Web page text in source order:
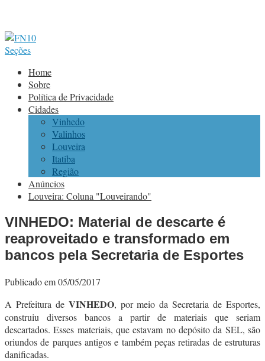
Seções
Home
Sobre
Política de Privacidade
Cidades
Vinhedo
Valinhos
Louveira
Itatiba
Região
Anúncios
Louveira: Coluna "Louveirando"
VINHEDO: Material de descarte é
reaproveitado e transformado em
bancos pela Secretaria de Esportes
Publicado em 05/05/2017
A Prefeitura de VINHEDO, por meio da Secretaria de Esportes,
construiu diversos bancos a partir de materiais que seriam
descartados. Esses materiais, que estavam no depósito da SEL, são
oriundos de parques antigos e também peças retiradas de estruturas
danificadas.